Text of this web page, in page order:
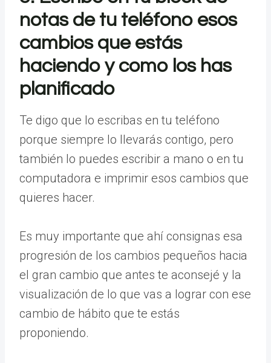
notas de tu teléfono esos
cambios que estás
haciendo y como los has
planificado
Te digo que lo escribas en tu teléfono
porque siempre lo llevarás contigo, pero
también lo puedes escribir a mano o en tu
computadora e imprimir esos cambios que
quieres hacer.
Es muy importante que ahí consignas esa
progresión de los cambios pequeños hacia
el gran cambio que antes te aconsejé y la
visualización de lo que vas a lograr con ese
cambio de hábito que te estás
proponiendo.